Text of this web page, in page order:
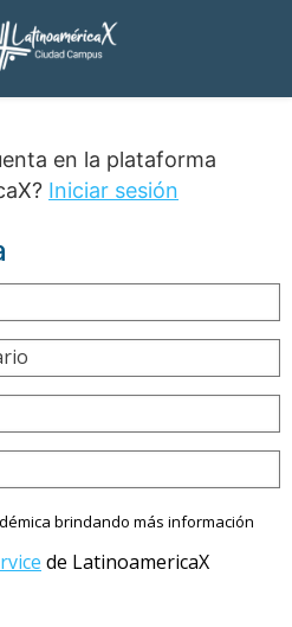
en la plataforma
Iniciar sesión
brindando más información
de LatinoamericaX